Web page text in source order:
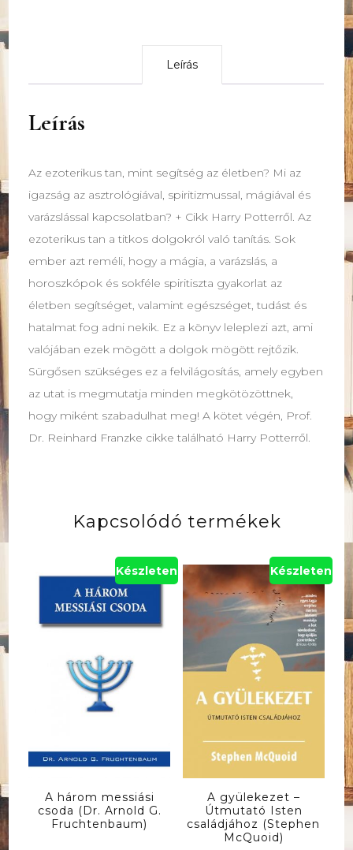
Leírás
Leírás
Az ezoterikus tan, mint segítség az életben? Mi az
igazság az asztrológiával, spiritizmussal, mágiával és
varázslással kapcsolatban? + Cikk Harry Potterről. Az
ezoterikus tan a titkos dolgokról való tanítás. Sok
ember azt reméli, hogy a mágia, a varázslás, a
horoszkópok és sokféle spiritiszta gyakorlat az
életben segítséget, valamint egészséget, tudást és
hatalmat fog adni nekik. Ez a könyv leleplezi azt, ami
valójában ezek mögött a dolgok mögött rejtőzik.
Sürgősen szükséges ez a felvilágosítás, amely egyben
az utat is megmutatja minden megkötözöttnek,
hogy miként szabadulhat meg! A kötet végén, Prof.
Dr. Reinhard Franzke cikke található Harry Potterről.
Kapcsolódó termékek
Készleten
A három messiási
csoda (Dr. Arnold G.
Fruchtenbaum)
Készleten
A gyülekezet –
Útmutató Isten
családjához (Stephen
McQuoid)